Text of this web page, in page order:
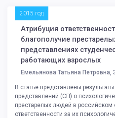
2015 год
Атрибуция
благополучие
представлениях
работающих взрослых
Емельянова Татьяна
В статье представлены
представлений (СП) о
престарелых людей в российском
ответственности за их